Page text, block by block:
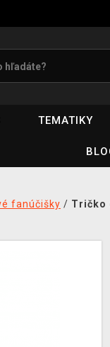
TEMATIKY
fanúčišky / Tričko